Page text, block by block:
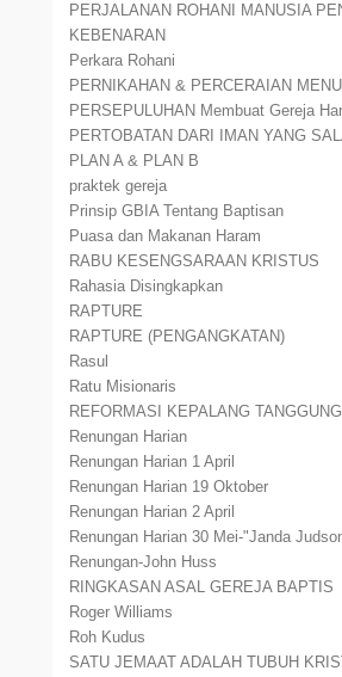
PERJALANAN ROHANI MANUSIA
KEBENARAN
Perkara Rohani
PERNIKAHAN & PERCERAIAN
PERSEPULUHAN Membuat Gereja
PERTOBATAN DARI IMAN YANG
PLAN A & PLAN B
praktek gereja
Prinsip GBIA Tentang Baptisan
Puasa dan Makanan Haram
RABU KESENGSARAAN KRISTUS
Rahasia Disingkapkan
RAPTURE
RAPTURE (PENGANGKATAN)
Rasul
Ratu Misionaris
REFORMASI KEPALANG TANGGUNG
Renungan Harian
Renungan Harian 1 April
Renungan Harian 19 Oktober
Renungan Harian 2 April
Renungan Harian 30 Mei-"Janda
Renungan-John Huss
RINGKASAN ASAL GEREJA BAPTIS
Roger Williams
Roh Kudus
SATU JEMAAT ADALAH TUBUH